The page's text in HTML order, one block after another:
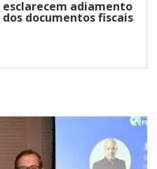
esclarecem adiamento
documentos fiscais